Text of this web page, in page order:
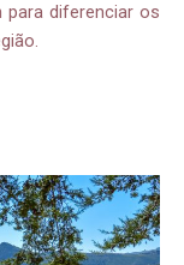
para diferenciar os